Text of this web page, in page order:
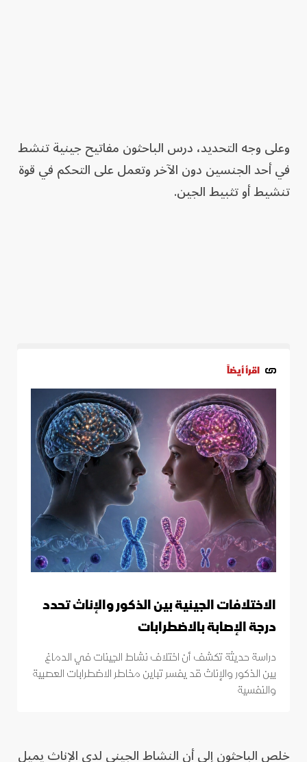
وعلى وجه التحديد، درس الباحثون مفاتيح جينية ⁠تنشط
في أحد الجنسين دون الآخر وتعمل على التحكم في قوة
تنشيط ​أو تثبيط ​الجين.
اقرأ أيضاً
الاختلافات الجينية بين الذكور والإناث تحدد
درجة الإصابة بالاضطرابات
دراسة حديثة تكشف أن اختلاف نشاط الجينات في الدماغ
بين الذكور والإناث قد يفسر تباين مخاطر الاضطرابات العصبية
والنفسية
خلص الباحثون إلى أن النشاط الجيني لدى الإناث يميل